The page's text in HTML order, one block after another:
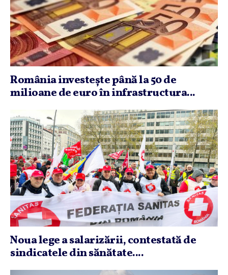
România investeşte până la 50 de
milioane de euro în infrastructura...
Noua lege a salarizării, contestată de
sindicatele din sănătate....